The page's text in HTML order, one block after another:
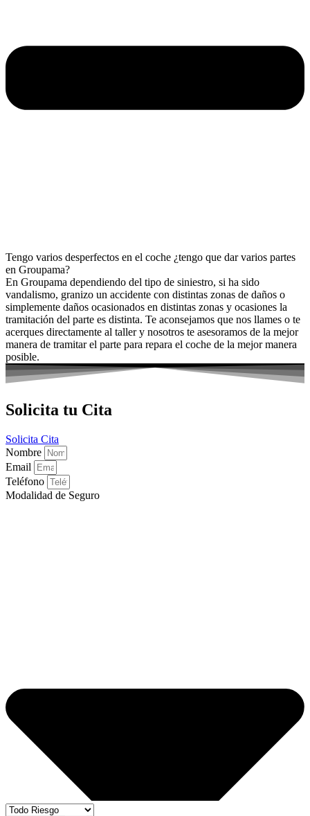
Tengo varios desperfectos en el coche ¿tengo que dar varios partes
en Groupama?
En Groupama dependiendo del tipo de siniestro, si ha sido
vandalismo, granizo un accidente con distintas zonas de daños o
simplemente daños ocasionados en distintas zonas y ocasiones la
tramitación del parte es distinta. Te aconsejamos que nos llames o te
acerques directamente al taller y nosotros te asesoramos de la mejor
manera de tramitar el parte para repara el coche de la mejor manera
posible.
Solicita tu Cita
Solicita Cita
Nombre
Email
Teléfono
Modalidad de Seguro